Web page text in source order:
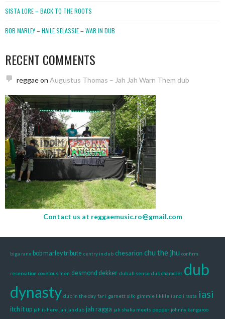
SISTA LORE – BACK TO THE ROOTS
BOB MARLEY – HAILE SELASSIE – WAR IN DUB
RECENT COMMENTS
reggaeon Augustus Thomas – Jah Jah Warn Them dub
Contact us at reggaemusic.ro@gmail.com
biga ranx bob marley tribute centry in dub chesarion chu the jhu confirm
reservation covetous men desmond dekker dub all sense dub character dub
dynasty dub in the day far i garnett silk gimmie likkle i and i rasta iasi
itch it up jah is here jah jah dub jah ragga jah shaka meets pepper johnny kangaroo